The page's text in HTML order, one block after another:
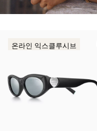
온라인 익스클루시브